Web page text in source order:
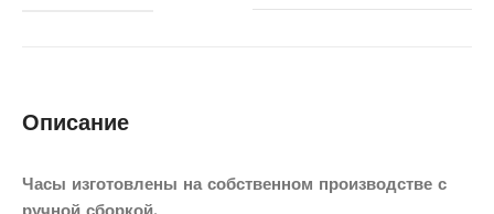
Описание
Часы изготовлены на собственном производстве с